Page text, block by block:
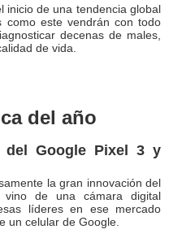
inicio de una tendencia global
como este vendrán con todo
decenas de males,
de vida.
del año
del Google Pixel 3 y
la gran innovación del
de una cámara digital
líderes en ese mercado
un celular de Google.